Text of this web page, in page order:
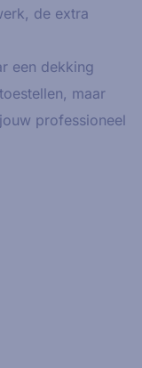
de extra
een dekking
maar
professioneel